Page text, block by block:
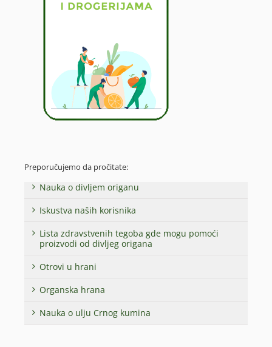
Preporučujemo da pročitate:
Nauka o divljem origanu
Iskustva naših korisnika
Lista zdravstvenih tegoba gde mogu pomoći
proizvodi od divljeg origana
Otrovi u hrani
Organska hrana
Nauka o ulju Crnog kumina